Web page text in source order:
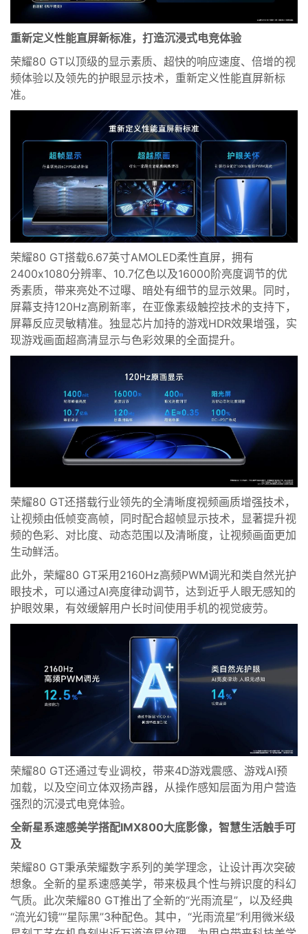
重新定义性能直屏新标准， 打造沉浸式电竞体验
荣耀80 GT以顶级的显示素质、超快的响应速度、倍增的视
频体验以及领先的护眼显示技术， 重新定义性能直屏新标
准。
荣耀80 GT搭载6.67英寸AMOLED柔性直屏， 拥有
2400x1080分辨率、10.7亿色以及16000阶亮度调节的优
秀素质， 带来亮处不过曝、暗处有细节的显示效果。
同时，
屏幕支持120Hz高刷新率， 在亚像素级触控技术的支持下，
屏幕反应灵敏精准。 独显芯片加持的游戏HDR效果增强，实
现游戏画面超高清显示与色彩效果的全面提升。
荣耀80 GT还搭载行业领先的全清晰度视频画质增强技术，
让视频由低帧变高帧，同时配合超帧显示技术，
显著提升视
频的色彩、对比度、动态范围以及清晰度，让视频画面更加
生动鲜活。
此外， 荣耀80 GT采用 2160Hz高频PWM调光和类自然光护
眼技术， 可以通过AI亮度律动调节，达到 近乎人眼无感知的
护眼效果， 有效缓解用户长时间 使用手机的视觉疲劳。
荣耀80 GT还通过专业调校，带来4D游戏震感、游戏AI预
加载，以及空间立体双扬声器，从操作感知层面为用户营造
强烈的沉浸式电竞体验。
全新星系速感美学搭配IMX800大底影像，智慧生活触手可
及
荣耀80 GT秉承荣耀数字系列的美学理念，让设计再次突破
想象。全新的星系速感美学，带来极具个性与辨识度的科幻
气质。
此次荣耀80 GT推出了全新的“光雨流星”，以及经典
“流光幻镜”“星际黑”3种配色。其中，“光雨流星”利用微米级